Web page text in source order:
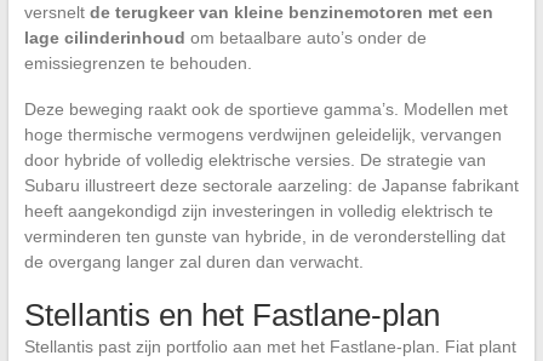
versnelt de terugkeer van kleine benzinemotoren met een
lage cilinderinhoud om betaalbare auto’s onder de
emissiegrenzen te behouden.
Deze beweging raakt ook de sportieve gamma’s. Modellen met
hoge thermische vermogens verdwijnen geleidelijk, vervangen
door hybride of volledig elektrische versies. De strategie van
Subaru illustreert deze sectorale aarzeling: de Japanse fabrikant
heeft aangekondigd zijn investeringen in volledig elektrisch te
verminderen ten gunste van hybride, in de veronderstelling dat
de overgang langer zal duren dan verwacht.
Stellantis en het Fastlane-plan
Stellantis past zijn portfolio aan met het Fastlane-plan. Fiat plant